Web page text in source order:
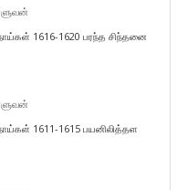
1616-1620 பரந்த சிந்தனை
1611-1615 பயனிலித்தள